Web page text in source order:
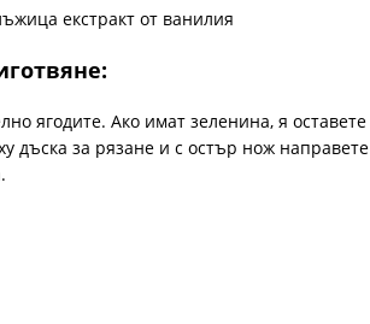
екстракт от ванилия
ягодите. Ако имат зеленина, я
дъска за рязане и с остър нож